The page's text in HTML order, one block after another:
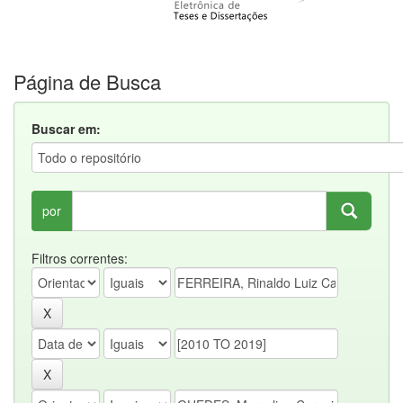
Página de Busca
Buscar em:
por
Filtros correntes: